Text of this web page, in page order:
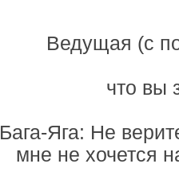
Ведущая (с
что вы
Бага-Яга: Не
мне не хочется